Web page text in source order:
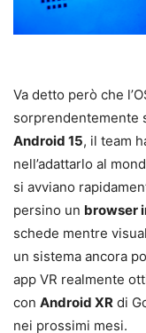
Va detto però che
sorprendentemente
Android 15, il team
nell’adattarlo al
si avviano
persino un browser
schede mentre
un sistema ancora
app VR realmente
con Android XR di
nei prossimi mesi.